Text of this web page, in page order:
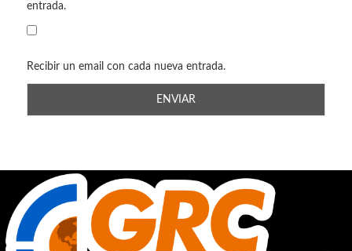
entrada.
Recibir un email con cada nueva entrada.